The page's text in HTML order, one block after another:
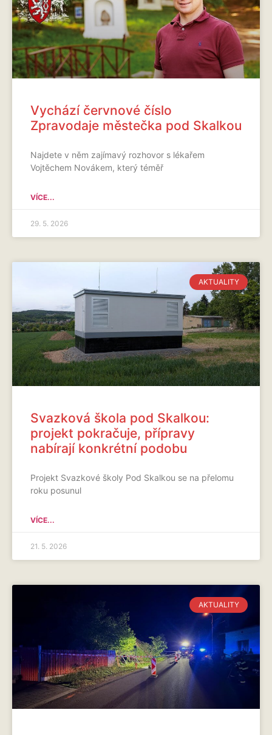
Vychází červnové číslo
Zpravodaje městečka pod Skalkou
Najdete v něm zajímavý rozhovor s lékařem
Vojtěchem Novákem, který téměř
VÍCE...
29. 5. 2026
AKTUALITY
Svazková škola pod Skalkou:
projekt pokračuje, přípravy
nabírají konkrétní podobu
Projekt Svazkové školy Pod Skalkou se na přelomu
roku posunul
VÍCE...
21. 5. 2026
AKTUALITY